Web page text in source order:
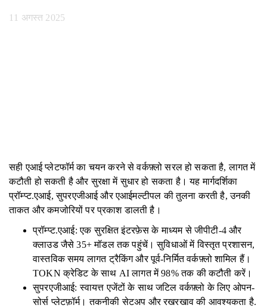
11 अगस्त 2025
सही एआई प्लेटफॉर्म का चयन करने से वर्कफ़्लो सरल हो सकता है, लागत में
कटौती हो सकती है और सुरक्षा में सुधार हो सकता है। यह मार्गदर्शिका
प्रॉम्प्ट.एआई, सुपरएजीआई और एआईमल्टीपल की तुलना करती है, उनकी
ताकत और कमजोरियों पर प्रकाश डालती है।
प्रॉम्प्ट.एआई: एक सुरक्षित इंटरफ़ेस के माध्यम से जीपीटी-4 और
क्लाउड जैसे 35+ मॉडल तक पहुंचें। सुविधाओं में विस्तृत प्रशासन,
वास्तविक समय लागत ट्रैकिंग और पूर्व-निर्मित वर्कफ़्लो शामिल हैं।
TOKN क्रेडिट के साथ AI लागत में 98% तक की कटौती करें।
सुपरएजीआई: स्वायत्त एजेंटों के साथ जटिल वर्कफ़्लो के लिए ओपन-
सोर्स प्लेटफ़ॉर्म। तकनीकी सेटअप और रखरखाव की आवश्यकता है.